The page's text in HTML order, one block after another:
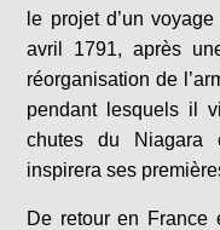
le projet d’un
avril 1791, après
réorganisation de
pendant lesquels il
chutes du Niagara
inspirera ses
De retour en France